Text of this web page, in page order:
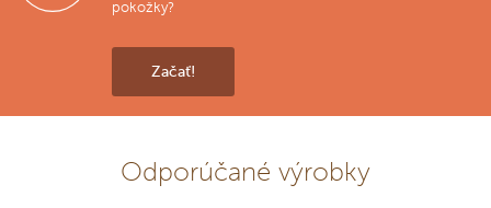
pokožky?
Začať!
Odporúčané výrobky